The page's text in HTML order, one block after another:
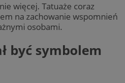
więcej. Tatuaże coraz
na zachowanie wspomnień
osobami.
być symbolem